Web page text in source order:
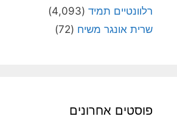
רלוונטיים תמיד (4,093)
שרית אונגר משיח (72)
פוסטים אחרונים